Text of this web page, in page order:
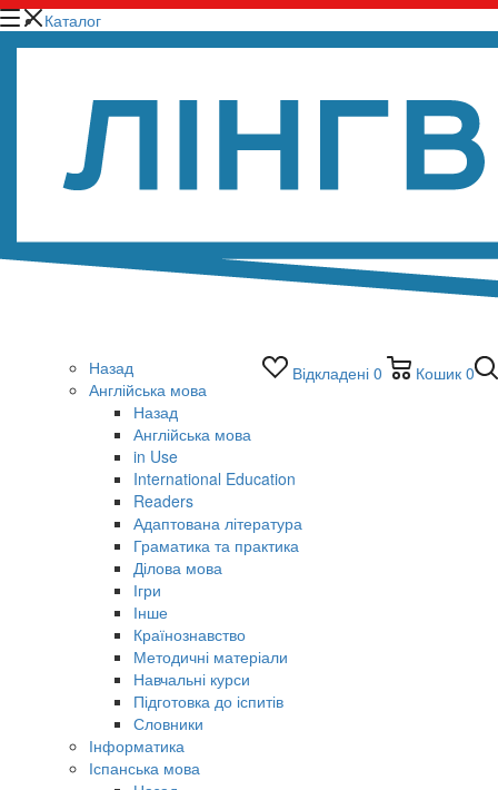
Відкладені 0 Кошик 0
Каталог
Назад
Англійська мова
Назад
Англійська мова
in Use
International Education
Readers
Адаптована література
Граматика та практика
Ділова мова
Ігри
Інше
Країнознавство
Методичні матеріали
Навчальні курси
Підготовка до іспитів
Словники
Інформатика
Іспанська мова